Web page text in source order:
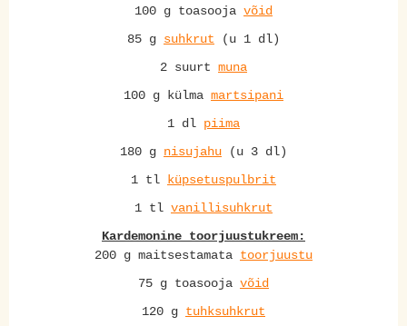
100 g toasooja võid
85 g suhkrut (u 1 dl)
2 suurt muna
100 g külma martsipani
1 dl piima
180 g nisujahu (u 3 dl)
1 tl
küpsetuspulbrit
1 tl vanillisuhkrut
Kardemonine toorjuustukreem:
200 g maitsestamata toorjuustu
75 g toasooja võid
120 g tuhksuhkrut